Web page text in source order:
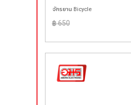
จักรยาน Bicycle
฿ 650